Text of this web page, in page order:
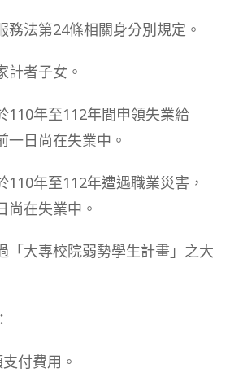
務法第24條相關身分別規定。
計者子女。
110年至112年間申領失業給
一日尚在失業中。
110年至112年遭遇職業災害，
尚在失業中。
「大專校院弱勢學生計畫」之大
付費用。